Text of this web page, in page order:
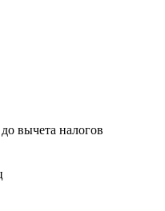
до вычета налогов